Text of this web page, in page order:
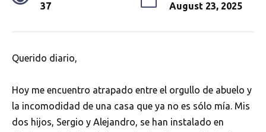
37 August 23, 2025
Querido diario,
Hoy me encuentro atrapado entre el orgullo de abuelo y
la incomodidad de una casa que ya no es sólo mía. Mis
dos hijos, Sergio y Alejandro, se han instalado en